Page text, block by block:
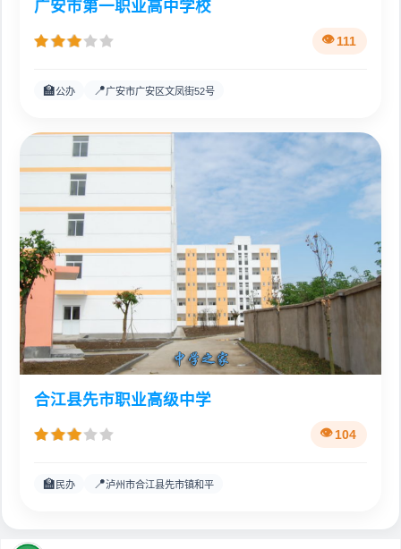
广安市第一职业高中学校
111
🏫公办 📍广安市广安区文凤街52号
合江县先市职业高级中学
104
🏫 民办 📍泸州市合江县先市镇和平